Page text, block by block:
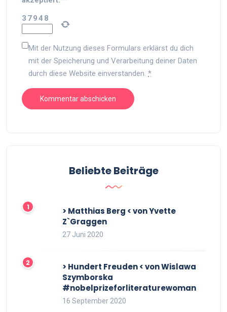
3 7948
Mit der Nutzung dieses Formulars erklärst du dich
mit der Speicherung und Verarbeitung deiner Daten
durch diese Website einverstanden. *
Beliebte Beiträge
> Matthias Berg < von Yvette
Z`Graggen
27 Juni 2020
> Hundert Freuden < von Wislawa
Szymborska
#nobelprizeforliteraturewoman
16 September 2020